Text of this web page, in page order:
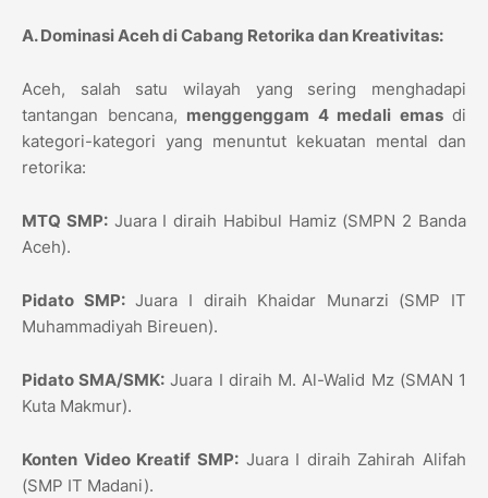
A. Dominasi Aceh di Cabang Retorika dan Kreativitas:
Aceh, salah satu wilayah yang sering menghadapi
tantangan bencana, menggenggam 4 medali emasdi
kategori-kategori yang menuntut kekuatan mental dan
retorika:
MTQ SMP:Juara I diraih Habibul Hamiz (SMPN 2 Banda
Aceh).
Pidato SMP:Juara I diraih Khaidar Munarzi (SMP IT
Muhammadiyah Bireuen).
Pidato SMA/SMK: Juara I diraih M. Al-Walid Mz (SMAN 1
Kuta Makmur).
Konten Video Kreatif SMP:Juara I diraih Zahirah Alifah
(SMP IT Madani).